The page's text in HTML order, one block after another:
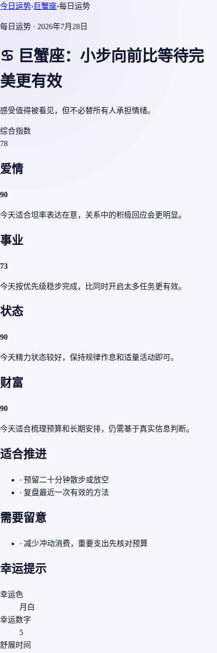
今日运势›巨蟹座›每日运势
每日运势 · 2026年7月28日
♋ 巨蟹座：小步向前比等待完
美更有效
感受值得被看见，但不必替所有人承担情绪。
综合指数
78
爱情
90
今天适合坦率表达在意，关系中的积极回应会更明显。
事业
73
今天按优先级稳步完成，比同时开启太多任务更有效。
状态
90
今天精力状态较好，保持规律作息和适量活动即可。
财富
90
今天适合梳理预算和长期安排，仍需基于真实信息判断。
适合推进
· 预留二十分钟散步或放空
· 复盘最近一次有效的方法
需要留意
· 减少冲动消费，重要支出先核对预算
幸运提示
幸运色
月白
幸运数字
5
舒展时间